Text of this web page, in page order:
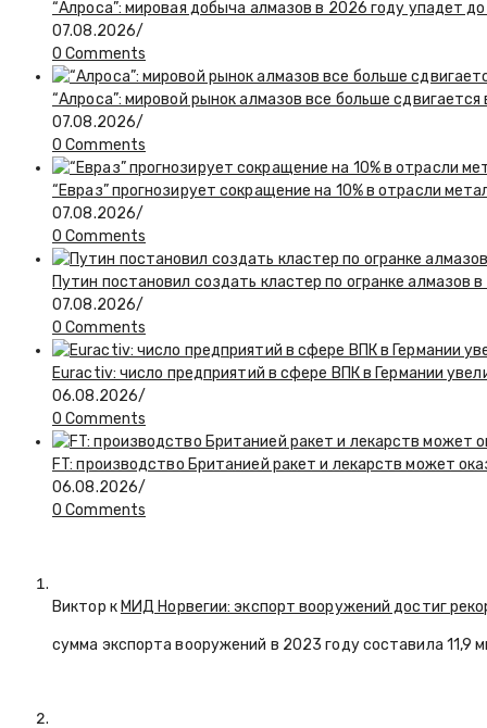
“Алроса”: мировая добыча алмазов в 2026 году упадет
07.08.2026/
0 Comments
“Алроса”: мировой рынок алмазов все больше
07.08.2026/
0 Comments
“Евраз” прогнозирует сокращение на 10% в отрасли
07.08.2026/
0 Comments
Путин постановил создать кластер по огранке алмазов
07.08.2026/
0 Comments
Euractiv: число предприятий в сфере ВПК в Германии
06.08.2026/
0 Comments
FT: производство Британией ракет и лекарств может
06.08.2026/
0 Comments
Виктор кМИД Норвегии: экспорт вооружений достиг
сумма экспорта вооружений в 2023 году составила 11,9